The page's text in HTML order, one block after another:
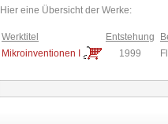
Hier eine Übersicht der Werke:
Werktitel Entstehung
Mikroinventionen I
1999